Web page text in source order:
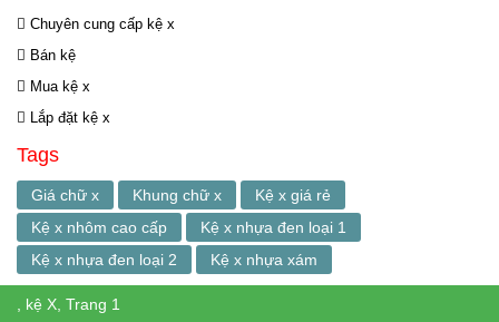
Chuyên cung cấp kệ x
Bán kệ
Mua kệ x
Lắp đặt kệ x
Tags
Giá chữ x Khung chữ x
Kệ x giá rẻ
Kệ x nhôm cao cấp
Kệ x nhựa đen loại 1
Kệ x nhựa đen loại 2
Kệ x nhựa xám
, kệ X, Trang 1